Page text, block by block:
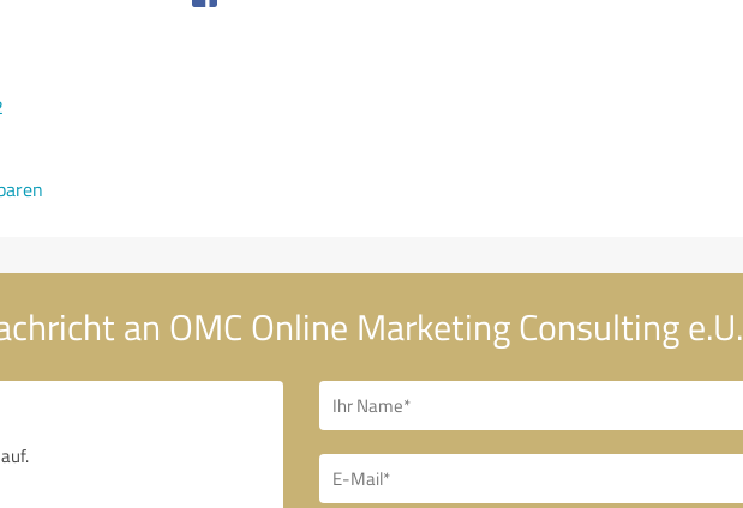
an OMC Online Marketing Consulting e.U.